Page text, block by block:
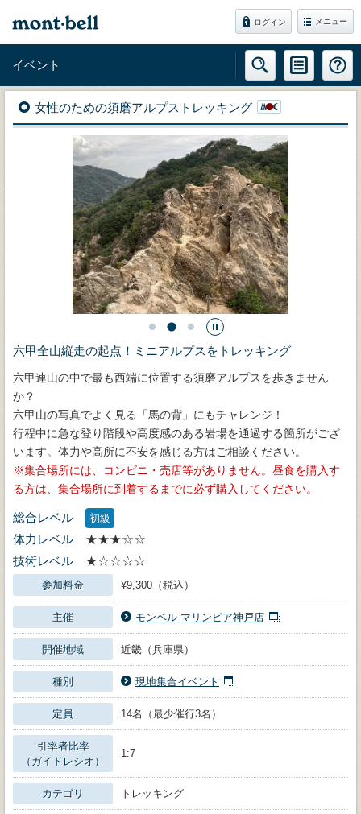
ログイン メニュー
イベント
女性のための須磨アルプストレッキング
六甲全山縦走の起点！ミニアルプスをトレッキング
六甲連山の中で最も西端に位置する須磨アルプスを歩きません
か？
六甲山の写真でよく見る「馬の背」にもチャレンジ！
行程中に急な登り階段や高度感のある岩場を通過する箇所がござ
います。体力や高所に不安を感じる方はご相談ください。
集合場所には、コンビニ・売店等がありません。昼食を購入す
る方は、集合場所に到着するまでに必ず購入してください。
総合レベル 初級
体力レベル
★★★☆☆
技術レベル
★☆☆☆☆
参加料金 ¥9,300（税込）
主催 モンベル マリンピア神戸店
開催地域 近畿（兵庫県）
種別 現地集合イベント
定員 14名（最少催行3名）
引率者比率
（ガイドレシオ）
1:7
カテゴリ トレッキング